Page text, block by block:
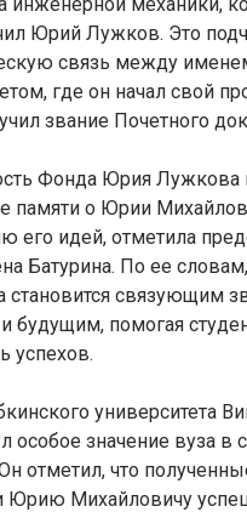
Юрий Лужков. Это
связь между
где он начал свой
звание Почетного
Фонда Юрия Лужкова
памяти о Юрии
его идей, отметила
Батурина. По ее
становится связующим
помогая
успехов.
университета
особое значение вуза в
отметил, что
Юрию Михайловичу